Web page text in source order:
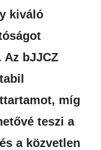
kiváló
Az bJJCZ
míg
teszi a
a közvetlen